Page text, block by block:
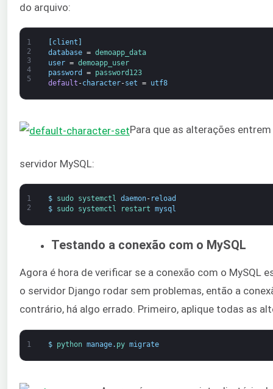
do arquivo:
1
2
3
4
5
client
database = demoapp_data
user = demoapp_user
password
=
password123
default -character-set = utf8
Para que as alterações
servidor MySQL:
1
2
$ sudo systemctl daemon- reload
$
sudo systemctl restart mysql
Testando a conexão com o MySQL
Agora é hora de verificar se a conexão com o MySQL
o servidor Django rodar sem problemas, então a
contrário, há algo errado. Primeiro, aplique todas as
1 $ python manage. py migrate